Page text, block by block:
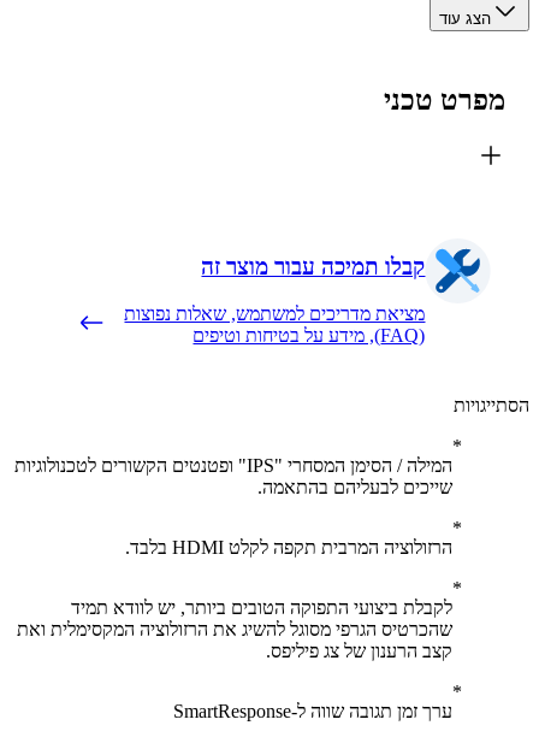
הצג עוד
טכני
קבלו תמיכה עבור מוצר זה
מציאת מדריכים למשתמש, שאלות נפוצות
המילה / הסימן המסחרי "IPS" ופטנטים הקשורים לטכנולוגיות
שייכים לבעליהם בהתאמה.
הרזולוציה המרבית תקפה לקלט HDMI בלבד.
לקבלת ביצועי התפוקה הטובים ביותר, יש לוודא תמיד
שהכרטיס הגרפי מסוגל להשיג את הרזולוציה המקסימלית ואת
קצב הרענון של צג פיליפס.
ערך זמן תגובה שווה ל-SmartResponse